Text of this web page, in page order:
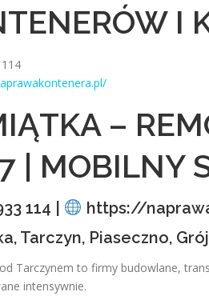
I
–
| MOBILNY
114 |
https://
Tarczyn, Piaseczno,
Tarczynem to firmy budowlane,
intensywnie.